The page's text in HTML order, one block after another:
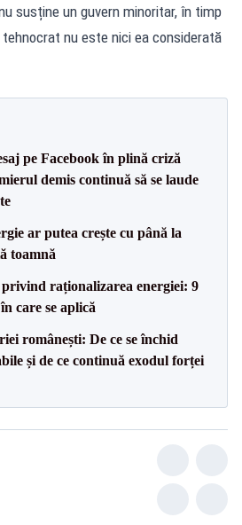
susține un guvern minoritar, în timp
nu este nici ea considerată
pe Facebook în plină criză
demis continuă să se laude
ar putea crește cu până la
toamnă
raționalizarea energiei: 9
care se aplică
românești: De ce se închid
și de ce continuă exodul forței